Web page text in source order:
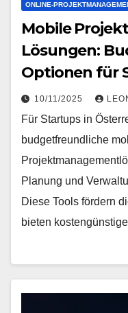
ONLINE-
Mobile
Lösungen:
Optionen für
10/11/2025
Für Startups in
budgetfreundliche
Planung und
Diese Tools fördern
bieten